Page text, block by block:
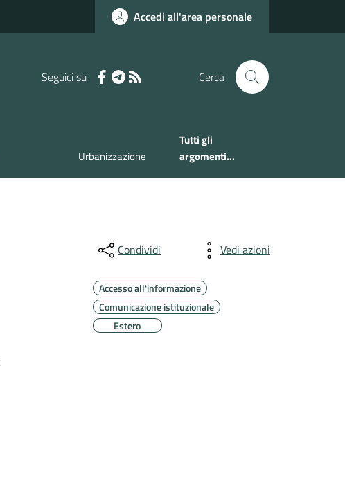
Accedi all'area personale
Seguici su Cerca
Urbanizzazione
Tutti gli
argomenti...
Condividi Vedi azioni
Accesso all'informazione
Comunicazione istituzionale
Estero